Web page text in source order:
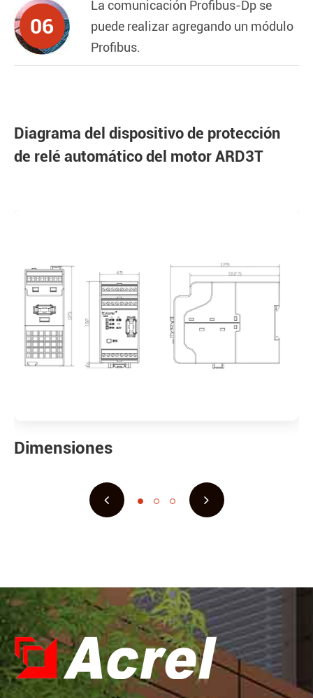
06
La comunicación Profibus-Dp se
puede realizar agregando un módulo
Profibus.
Diagrama del dispositivo de protección
de relé automático del motor ARD3T
Dimensiones